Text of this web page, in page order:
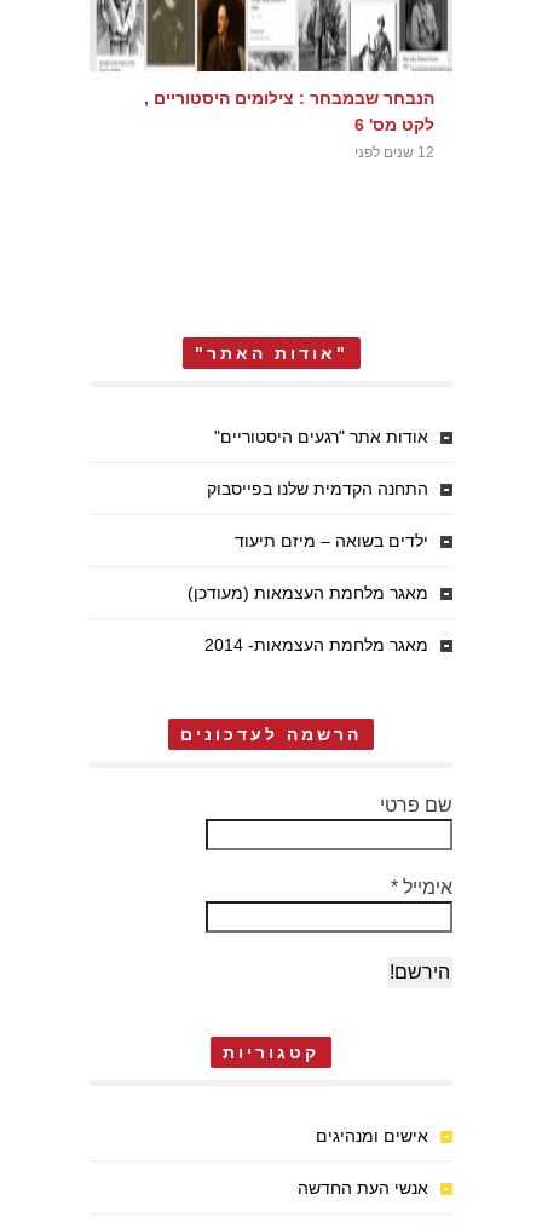
הנבחר שבמבחר : צילומים היסטוריים ,
לקט מס' 6
12 שנים לפני
"אודות האתר"
אודות אתר "רגעים היסטוריים"
התחנה הקדמית שלנו בפייסבוק
ילדים בשואה – מיזם תיעוד
מאגר מלחמת העצמאות (מעודכן)
מאגר מלחמת העצמאות- 2014
הרשמה לעדכונים
שם פרטי
אימייל *
קטגוריות
אישים ומנהיגים
אנשי העת החדשה